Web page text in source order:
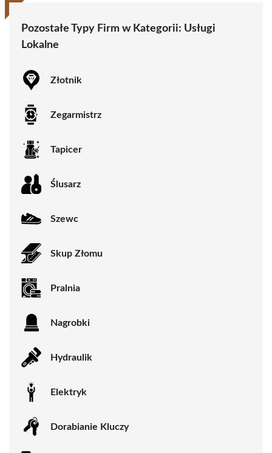
Pozostałe Typy Firm w Kategorii: Usługi
Lokalne
Złotnik
Zegarmistrz
Tapicer
Ślusarz
Szewc
Skup Złomu
Pralnia
Nagrobki
Hydraulik
Elektryk
Dorabianie Kluczy